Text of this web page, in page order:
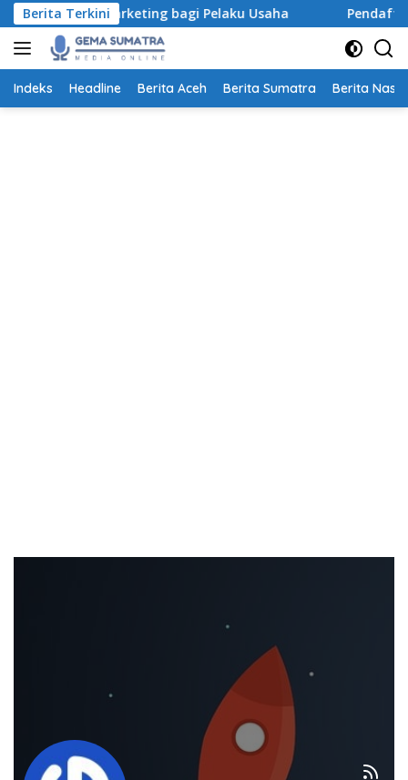
Langsung
ke
konten
Berita Terkini
Digital Marketing bagi Pelaku Usaha
Indeks Headline Berita Aceh Berita Sumatra Berita